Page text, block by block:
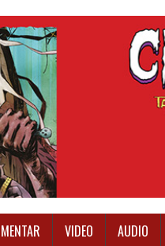
VIDEO AUDIO